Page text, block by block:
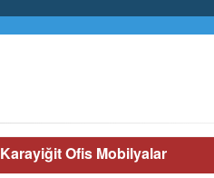
Karayiğit Ofis Mobilyalar